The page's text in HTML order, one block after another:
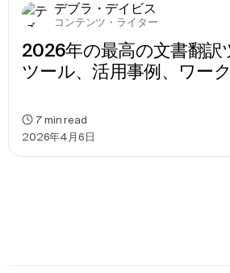
デブラ・デイビス
コンテンツ・ライター
2026年の最高の文書翻訳
ツール、活用事例、ワー
2026年4月6日
7 min read